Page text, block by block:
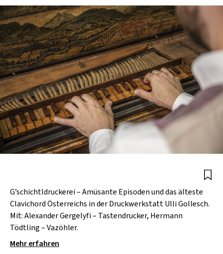
G’schichtldruckerei – Amüsante Episoden und das älteste
Clavichord Österreichs in der Druckwerkstatt Ulli Gollesch.
Mit: Alexander Gergelyfi – Tastendrucker, Hermann
Tödtling – Vazöhler.
Mehr erfahren